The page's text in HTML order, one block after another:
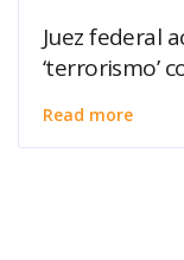
Juez federal
‘terrorismo’
Read more